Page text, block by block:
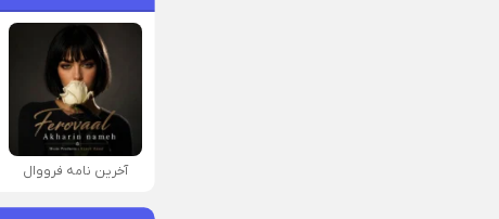
آخرین نامه فرووال